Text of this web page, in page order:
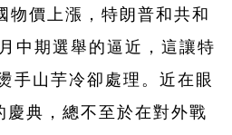
物價上漲，特朗普和共和
中期選舉的逼近，這讓特
手山芋冷卻處理。近在眼
慶典，總不至於在對外戰